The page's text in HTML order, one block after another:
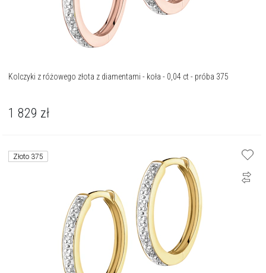
Kolczyki z różowego złota z diamentami - koła - 0,04 ct - próba 375
1 829 zł
Złoto 375